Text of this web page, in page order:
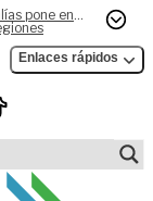
pone en
Enlaces rápidos